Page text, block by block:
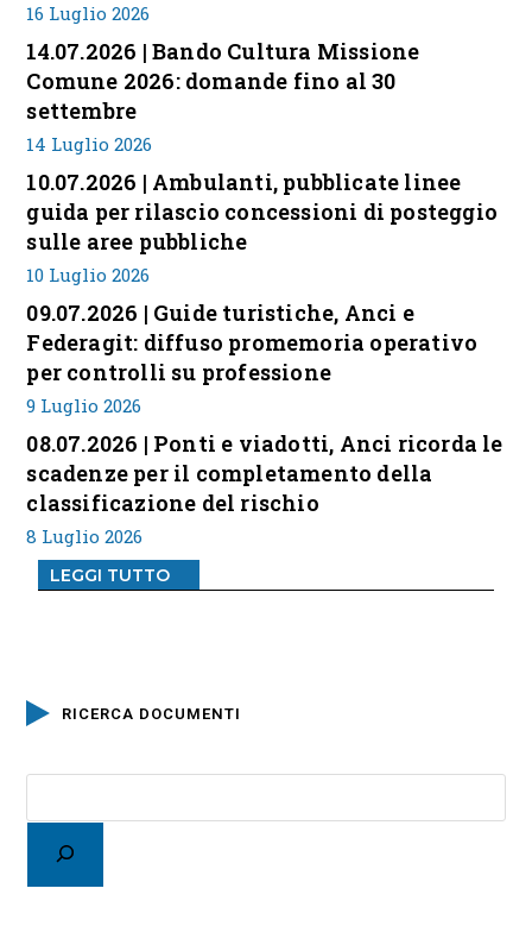
16 Luglio 2026
14.07.2026 | Bando Cultura Missione
Comune 2026: domande fino al 30
settembre
14 Luglio 2026
10.07.2026 | Ambulanti, pubblicate linee
guida per rilascio concessioni di posteggio
sulle aree pubbliche
10 Luglio 2026
09.07.2026 | Guide turistiche, Anci e
Federagit: diffuso promemoria operativo
per controlli su professione
9 Luglio 2026
08.07.2026 | Ponti e viadotti, Anci ricorda le
scadenze per il completamento della
classificazione del rischio
8 Luglio 2026
LEGGI TUTTO
RICERCA DOCUMENTI